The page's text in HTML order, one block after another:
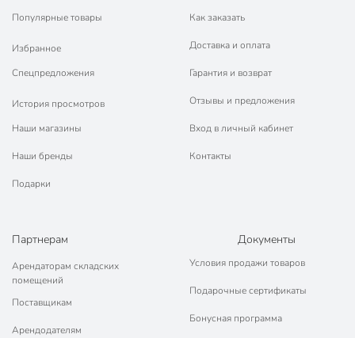
Популярные товары
Избранное
Спецпредложения
История просмотров
Наши магазины
Наши бренды
Подарки
Как заказать
Доставка и оплата
Гарантия и возврат
Отзывы и предложения
Вход в личный кабинет
Контакты
Партнерам
Арендаторам складских
помещений
Поставщикам
Арендодателям
Документы
Условия продажи товаров
Подарочные сертификаты
Бонусная программа